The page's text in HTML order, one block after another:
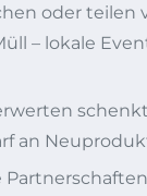
oder teilen
– lokale
an